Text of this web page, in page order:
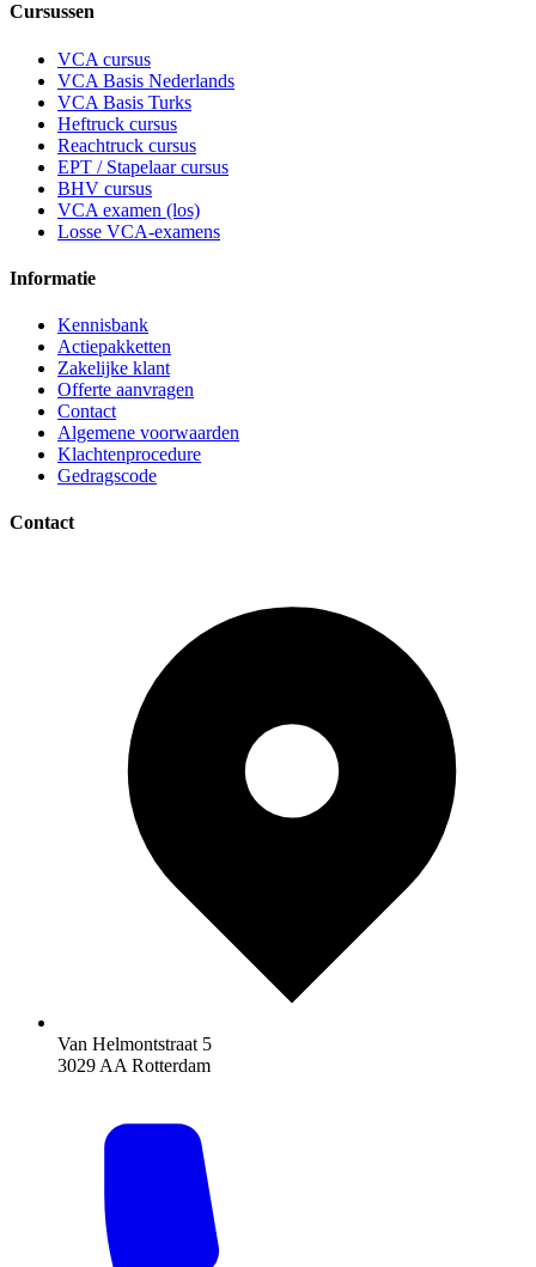
Cursussen
VCA cursus
VCA Basis Nederlands
VCA Basis Turks
Heftruck cursus
Reachtruck cursus
EPT / Stapelaar cursus
BHV cursus
VCA examen (los)
Losse VCA-examens
Informatie
Kennisbank
Actiepakketten
Zakelijke klant
Offerte aanvragen
Contact
Algemene voorwaarden
Klachtenprocedure
Gedragscode
Contact
Van Helmontstraat 5
3029 AA Rotterdam